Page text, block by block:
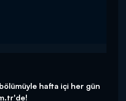
hafta içi her gün